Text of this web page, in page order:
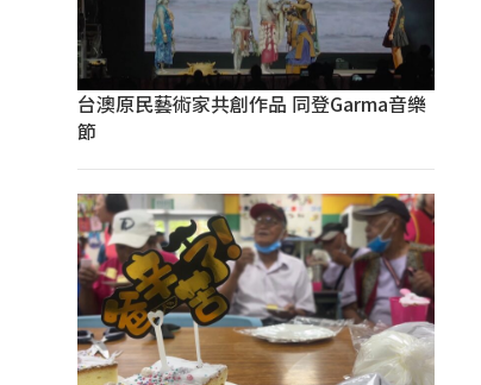
台澳原民藝術家共創作品 同登Garma音樂
節